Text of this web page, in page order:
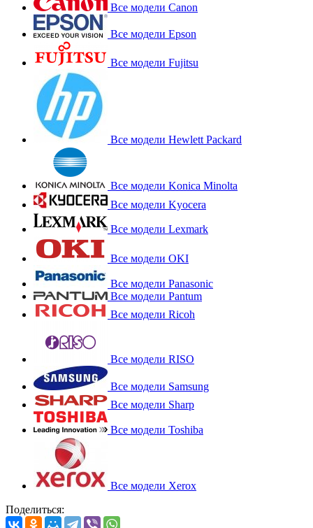
Все модели Canon
Все модели Epson
Все модели Fujitsu
Все модели Hewlett Packard
Все модели Konica Minolta
Все модели Kyocera
Все модели Lexmark
Все модели OKI
Все модели Panasonic
Все модели Pantum
Все модели Ricoh
Все модели RISO
Все модели Samsung
Все модели Sharp
Все модели Toshiba
Все модели Xerox
Поделиться: